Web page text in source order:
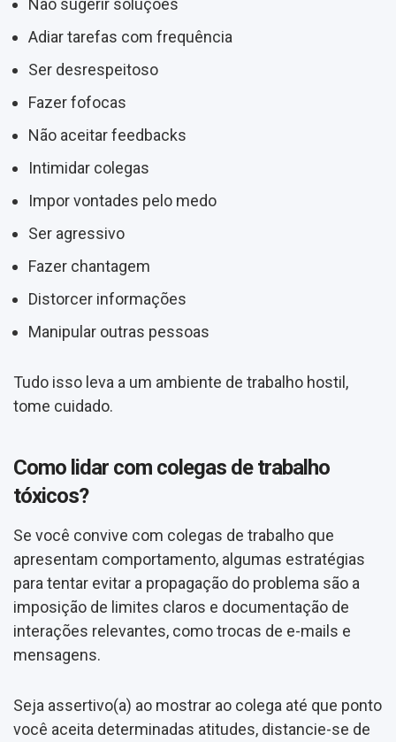
Adiar tarefas com frequência
Ser desrespeitoso
Fazer fofocas
Não aceitar feedbacks
Intimidar colegas
Impor vontades pelo medo
Ser agressivo
Fazer chantagem
Distorcer informações
Manipular outras pessoas
Tudo isso leva a um ambiente de trabalho hostil,
tome cuidado.
Como lidar com colegas de trabalho
tóxicos?
Se você convive com colegas de trabalho que
apresentam comportamento, algumas estratégias
para tentar evitar a propagação do problema são a
imposição de limites claros e documentação de
interações relevantes, como trocas de e-mails e
mensagens.
Seja assertivo(a) ao mostrar ao colega até que ponto
você aceita determinadas atitudes, distancie-se de